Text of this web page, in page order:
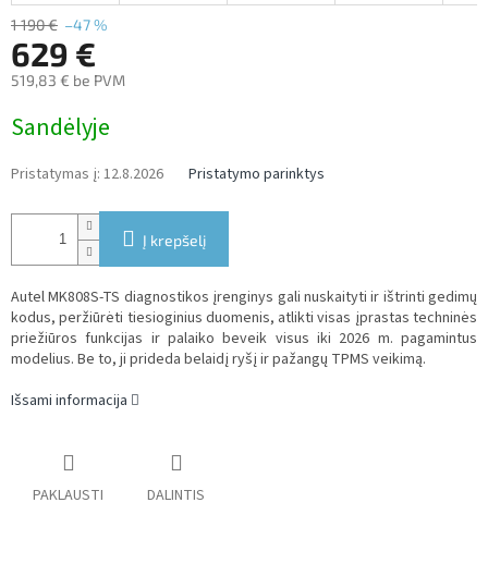
1 190 € –47 %
629 €
519,83 € be PVM
price:
Sandėlyje
Pristatymas į: 12.8.2026 Pristatymo parinktys
Į krepšelį
Autel MK808S-TS diagnostikos įrenginys gali nuskaityti ir ištrinti gedimų
kodus, peržiūrėti tiesioginius duomenis, atlikti visas įprastas techninės
priežiūros funkcijas ir palaiko beveik visus iki 2026 m. pagamintus
modelius. Be to, ji prideda belaidį ryšį ir pažangų TPMS veikimą.
Išsami informacija
PAKLAUSTI DALINTIS